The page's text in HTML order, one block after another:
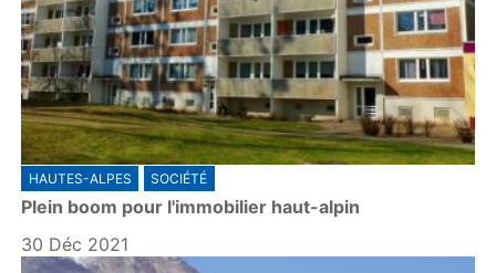
HAUTES-ALPES SOCIÉTÉ
Plein boom pour l'immobilier haut-alpin
30 Déc 2021